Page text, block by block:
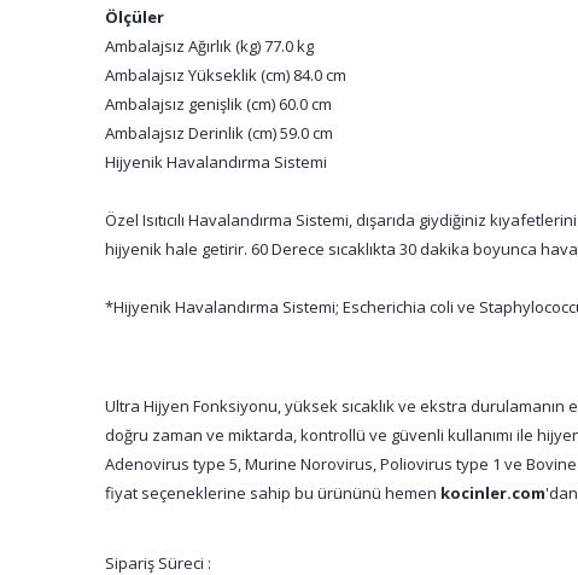
Ölçüler
Ambalajsız Ağırlık (kg) 77.0 kg
Ambalajsız Yükseklik (cm) 84.0 cm
Ambalajsız genişlik (cm) 60.0 cm
Ambalajsız Derinlik (cm) 59.0 cm
Hijyenik Havalandırma Sistemi
Özel Isıtıcılı Havalandırma Sistemi, dışarıda giydiğiniz
hijyenik hale getirir. 60 Derece sıcaklıkta 30 dakika boyunca
*Hijyenik Havalandırma Sistemi; Escherichia coli ve
Ultra Hijyen Fonksiyonu, yüksek sıcaklık ve ekstra
doğru zaman ve miktarda, kontrollü ve güvenli kullanımı ile
Adenovirus type 5, Murine Norovirus, Poliovirus type 1 ve
fiyat seçeneklerine sahip bu ürününü hemen kocinler.com
Sipariş Süreci :